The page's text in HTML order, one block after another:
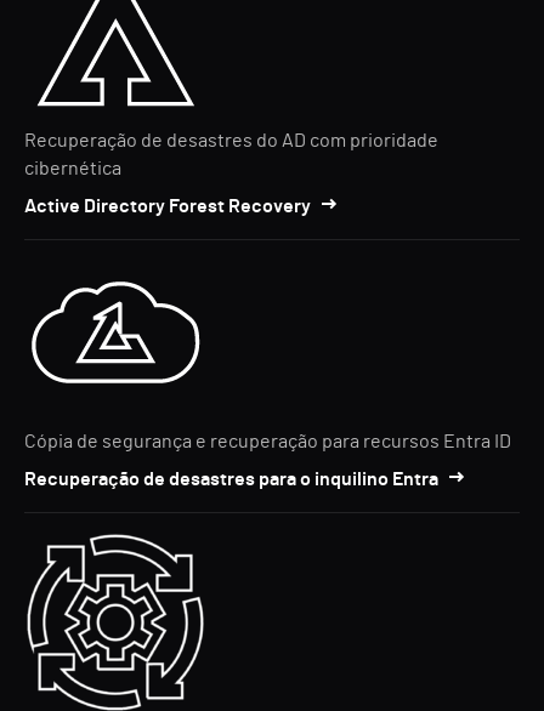
Recuperação de desastres do AD com prioridade
cibernética
Active Directory Forest Recovery
Cópia de segurança e recuperação para recursos Entra ID
Recuperação de desastres para o inquilino Entra